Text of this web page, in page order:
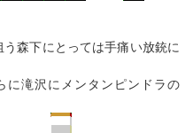
森下にとっては手痛い放銃に
に滝沢にメンタンピンドラの